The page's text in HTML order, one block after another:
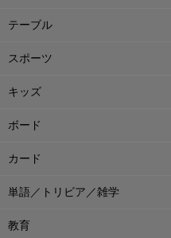
テーブル
スポーツ
キッズ
ボード
カード
単語／トリビア／雑学
教育